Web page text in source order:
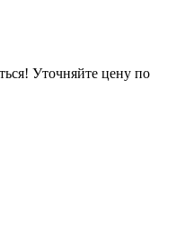
Уточняйте цену по